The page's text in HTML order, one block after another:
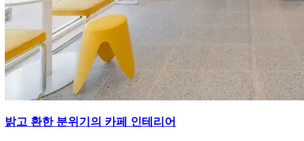
밝고 환한 분위기의 카페 인테리어